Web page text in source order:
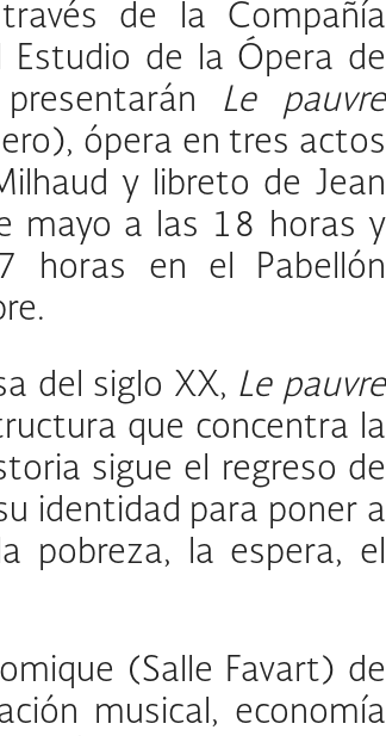
de la Compañía
de la Ópera de
Le pauvre
ópera en tres actos
y libreto de Jean
mayo a las 18 horas y
en el Pabellón
del siglo XX, Le pauvre
que concentra la
sigue el regreso de
identidad para poner a
pobreza, la espera, el
(Salle Favart) de
musical, economía